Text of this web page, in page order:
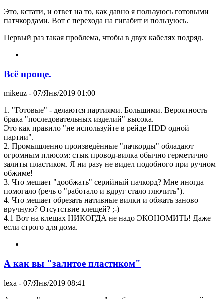
Это, кстати, и ответ на то, как давно я пользуюсь готовыми
патчкордами. Вот с перехода на гигабит и пользуюсь.
Первый раз такая проблема, чтобы в двух кабелях подряд.
Всё проще.
mikeuz - 07/Янв/2019 01:00
1. "Готовые" - делаются партиями. Большими. Вероятность
брака "последовательных изделий" высока.
Это как правило "не используйте в рейде HDD одной
партии".
2. Промышленно произведённые "пачкорды" обладают
огромным плюсом: стык провод-вилка обычно герметично
залиты пластиком. Я ни разу не видел подобного при ручном
обжиме!
3. Что мешает "дообжать" серийный пачкорд? Мне иногда
помогало (речь о "работало и вдруг стало глючить").
4. Что мешает обрезать нативные вилки и обжать заново
вручную? Отсутствие клещей? ;-)
4.1 Вот на клещах НИКОГДА не надо ЭКОНОМИТЬ! Даже
если строго для дома.
А как вы "залитое пластиком"
lexa - 07/Янв/2019 08:41